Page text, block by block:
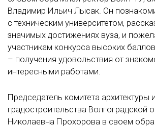
Владимир Ильич Лысак. Он
с техническим университетом,
значимых достижениях вуза, и
участникам конкурса высоких
– получения удовольствия от
интересными работами.
Председатель комитета архитектуры и
градостроительства Волгоградской
Николаевна Прохорова в своем